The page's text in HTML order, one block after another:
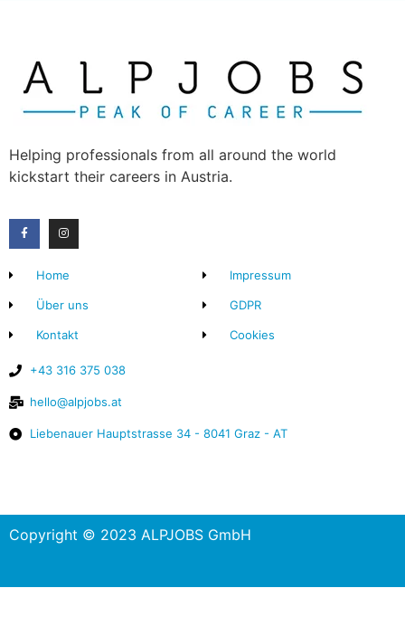
Helping professionals from all around the world
kickstart their careers in Austria.
Home
Über uns
Kontakt
Impressum
GDPR
Cookies
+43 316 375 038
hello@alpjobs.at
Liebenauer Hauptstrasse 34 - 8041 Graz - AT
Copyright © 2023 ALPJOBS GmbH